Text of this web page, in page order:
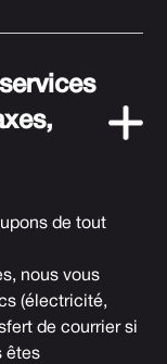
de tout
nous vous
(électricité,
de courrier si
êtes